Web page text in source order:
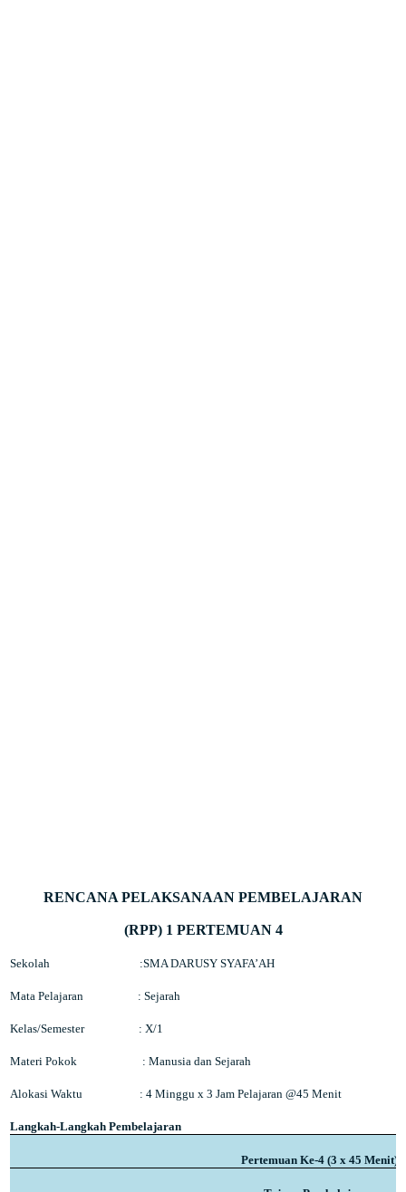
RENCANA PELAKSANAAN PEMBELAJARAN
(RPP) 1 PERTEMUAN 4
Sekolah :SMA DARUSY SYAFA’AH
Mata Pelajaran : Sejarah
Kelas/Semester : X/1
Materi Pokok :Manusia dan Sejarah
Alokasi Waktu : 4 Minggu x 3 Jam Pelajaran @45 Menit
Langkah-Langkah Pembelajaran
Pertemuan Ke-4 (3 x 45 Menit)